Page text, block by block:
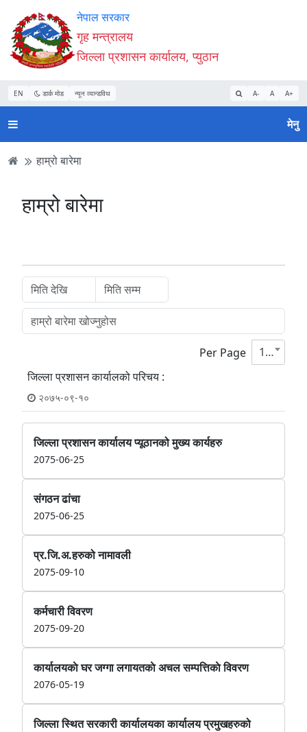
Accessibility
Mode
सुरु
गर्नुहोस्
सामाग्री
पढ्नुहाेस्
नेभिगेसन
पढ्नुहाेस्
वेबसाइट
खोजमा
जानुहोस्
नेपाल सरकार
गृह मन्त्रालय
जिल्ला प्रशासन कार्यालय, प्युठान
EN डार्क मोड न्यून व्यान्डविथ A- A A+
मेनु
हाम्रो बारेमा
हाम्रो बारेमा
Per Page
10
जिल्ला प्रशासन कार्यालको परिचय :
२०७५-०९-१०
जिल्ला प्रशासन कार्यालय प्यूठानको मुख्य कार्यहरु
2075-06-25
संगठन ढांचा
2075-06-25
प्र.जि.अ.हरुको नामावली
2075-09-10
कर्मचारी विवरण
2075-09-20
कार्यालयकाे घर जग्गा लगायतकाे अचल सम्पत्तिकाे विवरण
2076-05-19
जिल्ला स्थित सरकारी कार्यालयका कार्यालय प्रमुखहरुको